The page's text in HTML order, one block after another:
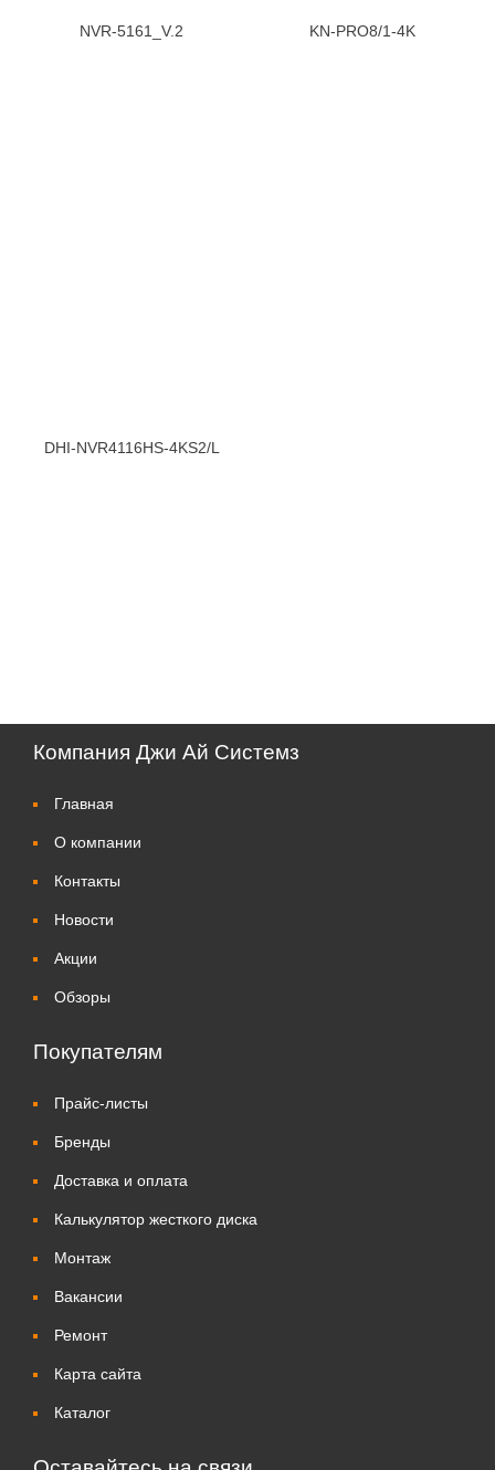
NVR-5161_V.2 KN-PRO8/1-4K
DHI-NVR4116HS-4KS2/L
Компания Джи Ай Системз
Главная
О компании
Контакты
Новости
Акции
Обзоры
Покупателям
Прайс-листы
Бренды
Доставка и оплата
Калькулятор жесткого диска
Монтаж
Вакансии
Ремонт
Карта сайта
Каталог